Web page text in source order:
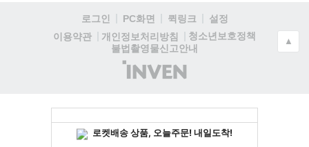
로그인 PC화면 퀵링크
설정
이용약관
개인정보처리방침
청소년보호정책
불법촬영물신고안내
(주)
인
▲